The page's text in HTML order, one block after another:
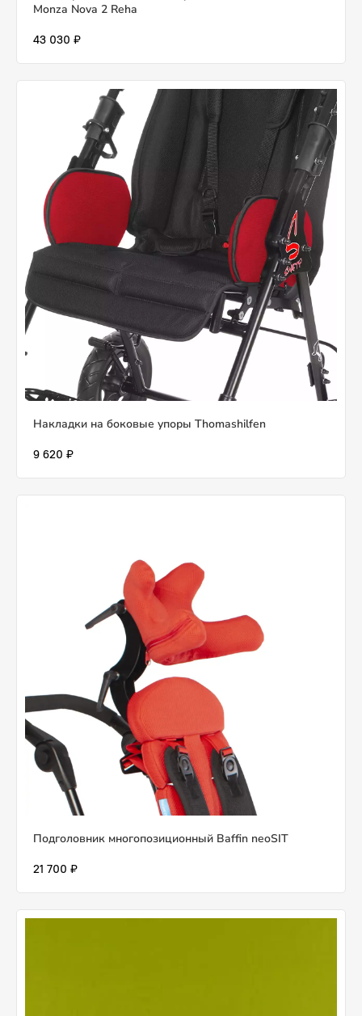
Monza Nova 2 Reha
43 030 ₽
Накладки на боковые упоры Thomashilfen
9 620 ₽
Подголовник многопозиционный Baffin neoSIT
21 700 ₽